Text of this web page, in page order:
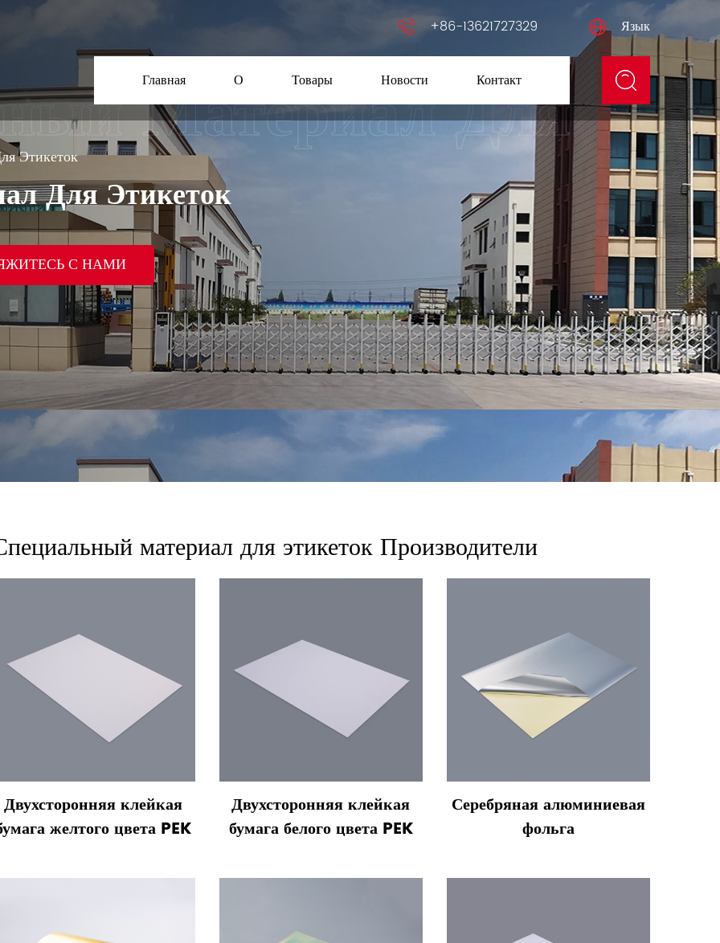
+86-13621727329 Язык
Главная О Товары Новости Контакт
Этикеток
Для Этикеток
С НАМИ
материал для этикеток Производители
Двухсторонняя клейкая
желтого цвета PEK
Двухсторонняя клейкая
бумага белого цвета PEK
Серебряная алюминиевая
фольга